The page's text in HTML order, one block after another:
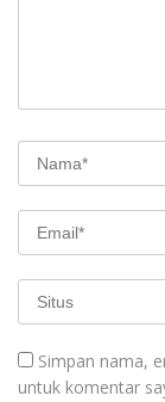
Simpan nama,
untuk komentar